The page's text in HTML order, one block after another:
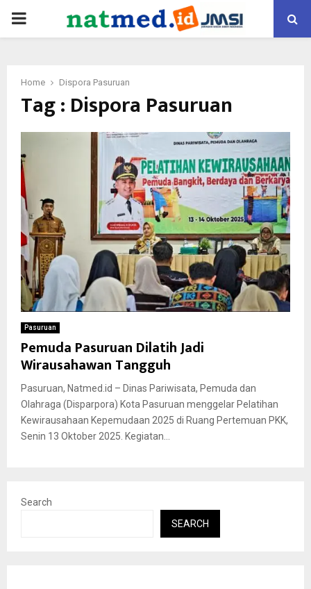
PRIMARY
Home Dispora Pasuruan
Tag : Dispora Pasuruan
Pasuruan
Pemuda Pasuruan Dilatih Jadi
Wirausahawan Tangguh
Pasuruan, Natmed.id – Dinas Pariwisata, Pemuda dan
Olahraga (Disparpora) Kota Pasuruan menggelar Pelatihan
Kewirausahaan Kepemudaan 2025 di Ruang Pertemuan PKK,
Senin 13 Oktober 2025. Kegiatan...
Search
SEARCH